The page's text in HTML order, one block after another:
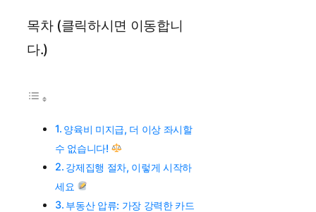
목차 (클릭하시면 이동합니
다.)
양육비 미지급, 더 이상 좌시할
수 없습니다!
강제집행 절차, 이렇게 시작하
세요
부동산 압류: 가장 강력한 카드